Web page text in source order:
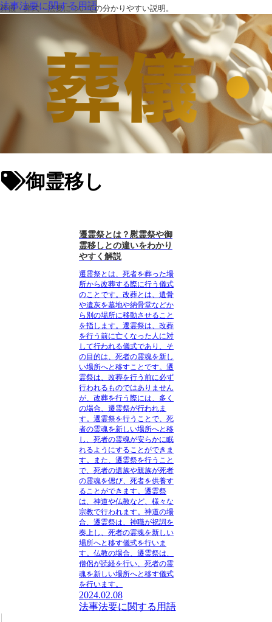
葬儀・葬式・法要についての分かりやすい説明。
御霊移し
法事法要に関する用語
遷霊祭とは？慰霊祭や御
霊移しとの違いをわかり
やすく解説
遷霊祭とは、 死者を葬った場
所から改葬する際に行う儀式
のことです。改葬とは、遺骨
や遺灰を墓地や納骨堂などか
ら別の場所に移動させること
を指します。遷霊祭は、 改葬
を行う前に亡くなった人に対
して行われる儀式であり、そ
の目的は、死者の霊魂を新し
い場所へと移すことです。遷
霊祭は、改葬を行う前に必ず
行われるものではありません
が、改葬を行う際には、多く
の場合、遷霊祭が行われま
す。遷霊祭を行うことで、 死
者の霊魂を新しい場所へと移
し、死者の霊魂が安らかに眠
れるようにすることができま
す。また、遷霊祭を行うこと
で、死者の遺族や親族が死者
の霊魂を偲び、死者を供養す
ることができます。遷霊祭
は、 神道や仏教など、様々な
宗教で行われます。 神道の場
合、遷霊祭は、神職が祝詞を
奏上し、死者の霊魂を新しい
場所へと移す儀式を行いま
す。仏教の場合、遷霊祭は、
僧侶が読経を行い、死者の霊
魂を新しい場所へと移す儀式
を行います。
2024.02.08
法事法要に関する用語